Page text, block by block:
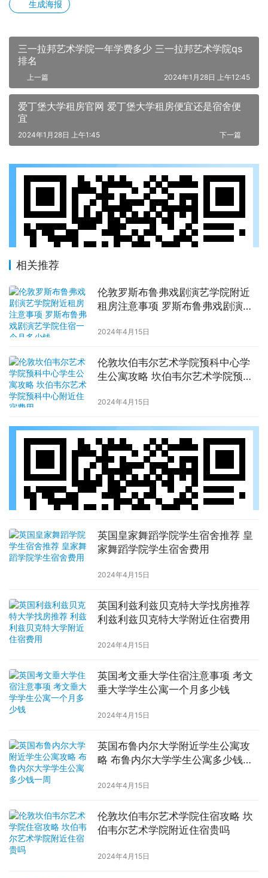
生成海报
三一拉邦艺术学院一年学费多少 三一拉邦艺术学院qs
排名
上一篇 2024年1月28日 上午12:45
爱丁堡大学租房官网 爱丁堡大学租房便宜还是宿舍便
宜
下一篇
2024年1月28日 上午1:45
相关推荐
伦敦罗斯布鲁弗戏剧演艺学院附近
租房注意事项 罗斯布鲁弗戏剧演艺
2024年4月15日
伦敦坎伯韦尔艺术学院预科中心学
生公寓攻略 坎伯韦尔艺术学院预科
2024年4月15日
英国皇家舞蹈学院学生宿舍推荐 皇
家舞蹈学院学生宿舍费用
2024年4月15日
英国利兹利兹贝克特大学找房推荐
利兹利兹贝克特大学附近住宿费用
2024年4月15日
英国考文垂大学住宿注意事项 考文
垂大学学生公寓一个月多少钱
2024年4月15日
英国布鲁内尔大学附近学生公寓攻
略 布鲁内尔大学学生公寓多少钱一
2024年4月15日
伦敦坎伯韦尔艺术学院住宿攻略 坎
伯韦尔艺术学院附近住宿贵吗
2024年4月15日